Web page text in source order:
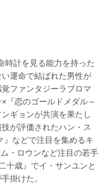
時計を見る能力を持った
運命で結ばれた男性が
ファンタジーラブロマ
『恋のゴールドメダル～
ギョンが共演を果たし
が評価されたハン・ス
』などで注目を集めるキ
・ロウンなど注目の若手
十歳』でイ・サンユンと
掛けた。